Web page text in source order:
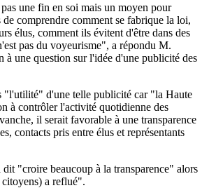
une fin en soi mais un moyen pour
comprendre comment se fabrique la loi,
élus, comment ils évitent d'être dans des
pas du voyeurisme", a répondu M.
à une question sur l'idée d'une publicité des
"l'utilité" d'une telle publicité car "la Haute
à contrôler l'activité quotidienne des
il serait favorable à une transparence
contacts pris entre élus et représentants
dit "croire beaucoup à la transparence" alors
a reflué".